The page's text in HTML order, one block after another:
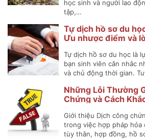
học sinh và người lao
tập,…
Tự dịch hồ sơ du
Ưu nhược điểm và
Tự dịch hồ sơ du học là
bạn sinh viên cân nhắc
và chủ động thời gian.
Những Lỗi Thường
Chứng và Cách
Giới thiệu Dịch công
trong việc hợp pháp hóa
tùy thân, hợp đồng, hồ